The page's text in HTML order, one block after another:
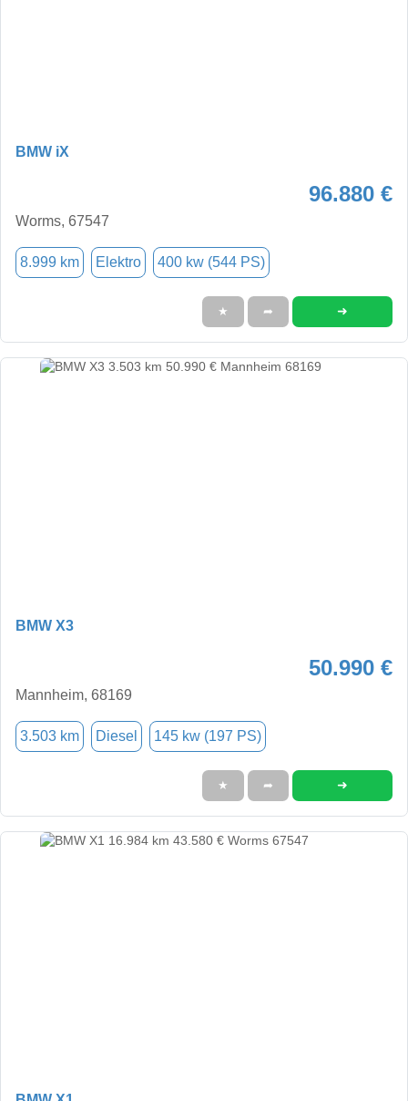
BMW iX
96.880 €
Worms, 67547
8.999 km Elektro 400 kw (544 PS)
★ ➦ ➜
BMW X3
50.990 €
Mannheim, 68169
3.503 km Diesel 145 kw (197 PS)
★ ➦ ➜